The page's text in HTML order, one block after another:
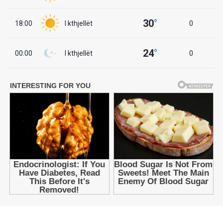
18:00 I kthjellët 30° 0
00:00 I kthjellët 24° 0